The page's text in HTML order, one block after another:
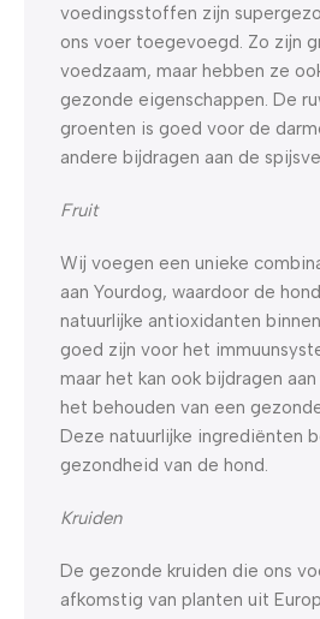
voedingsstoffen zijn
ons voer toegevoegd. Zo zijn
voedzaam, maar hebben ze
gezonde eigenschappen. De
groenten is goed voor de
andere bijdragen aan de
Fruit
Wij voegen een unieke
aan Yourdog, waardoor de
natuurlijke antioxidanten
goed zijn voor het
maar het kan ook bijdragen
het behouden van een
Deze natuurlijke ingrediënten
gezondheid van de hond.
Kruiden
De gezonde kruiden die ons
afkomstig van planten uit